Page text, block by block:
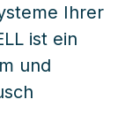
Ihrer
ist ein
und